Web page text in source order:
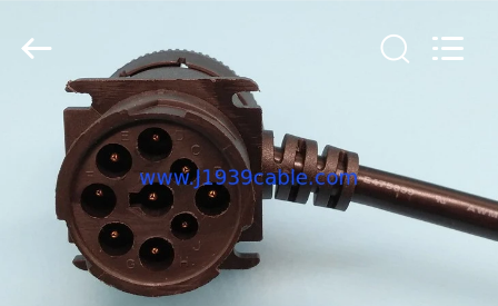
HAUS
PRODUKTE
ÜBER
2018
Reserved.
Developed